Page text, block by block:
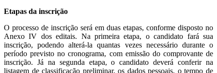
Etapas da inscrição
O processo de inscrição será em duas etapas, conforme disposto no
Anexo IV dos editais. Na primeira etapa, o candidato fará sua
inscrição, podendo alterá-la quantas vezes necessário durante o
período previsto no cronograma, com emissão do comprovante de
inscrição. Já na segunda etapa, o candidato deverá conferir na
listagem de classificação preliminar, os dados pessoais, o tempo de